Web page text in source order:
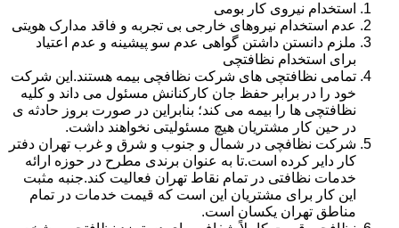
استخدام نیروی کار بومی
عدم استخدام نیروهای خارجی بی تجربه و فاقد مدارک هویتی
ملزم دانستن داشتن گواهی عدم سو پیشینه و عدم اعتیاد
برای استخدام نظافتچی
تمامی نظافتچی های شرکت نظافچی بیمه هستند.این شرکت
خود را در برابر حفظ جان کارکنانش مسئول می داند و کلیه
نظافتچی ها را بیمه می کند؛ بنابراین در صورت بروز حادثه ی
در حین کار مشتریان هیچ مسئولیتی نخواهند داشت.
شرکت نظافچی در شمال و جنوب و شرق و غرب تهران دفتر
کار دایر کرده است.تا به عنوان برندی مطرح در حوزه ارائه
خدمات نظافتی در تمام نقاط تهران فعالیت کند.جنبه مثبت
این کار برای مشتریان این است که قیمت خدمات در تمام
مناطق تهران یکسان است.